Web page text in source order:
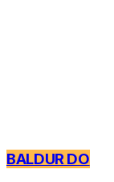
BALDUR DO